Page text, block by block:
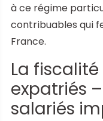
à ce régime
contribuables qui
France.
La
expatriés
salariés